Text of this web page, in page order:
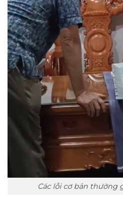
Các lỗi cơ bản thường